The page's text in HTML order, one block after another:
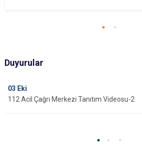
Duyurular
03 Eki
112 Acil Çağrı Merkezi Tanıtım Videosu-2